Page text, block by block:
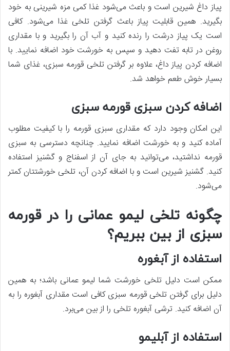
پیاز داغ شیرین است و باعث می‌شود غذا کمی مزه شیرینی به خود
بگیرید. همین قابلیت پیاز باعث گرفتن تلخی غذا می‌شود. کافی
است یک پیاز درشت را رنده کنید و آب آن را بگیرید و با مقداری
روغن در تابه تفت دهید و سپس به خورشت خود اضافه نمایید. با
اضافه کردن پیاز داغ، علاوه بر گرفتن تلخی قورمه سبزی، غذای شما
بسیار خوش طعم خواهد شد.
اضافه کردن سبزی قورمه سبزی
این امکان وجود دارد که مقداری سبزی قورمه را با کیفیت مطلوب
آماده کنید و به خورشت اضافه نمایید. چنانچه دسترسی به سبزی
قورمه نداشتید، می‌توانید به جای آن از اسفناج و گشنیز استفاده
کنید. گشنیز شیرین است و با اضافه کردن آن، تلخی خورشتتان کمتر
می‌شود.
چگونه تلخی لیمو عمانی را در قورمه
سبزی از بین ببریم؟
استفاده از آبغوره
ممکن است دلیل تلخی خورشت شما لیمو عمانی باشد؛ به همین
دلیل برای گرفتن تلخی قورمه سبزی کافی است مقداری آبغوره را به
آن اضافه کنید. ترشی آبغوره تلخی را از بین می‌برد.
استفاده از آبلیمو